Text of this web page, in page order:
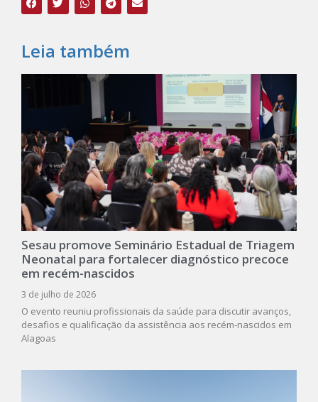
Leia também
Sesau promove Seminário Estadual de Triagem
Neonatal para fortalecer diagnóstico precoce
em recém-nascidos
3 de julho de 2026
O evento reuniu profissionais da saúde para discutir avanços,
desafios e qualificação da assistência aos recém-nascidos em
Alagoas